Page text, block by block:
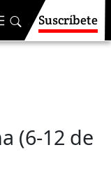
Suscríbete
(6-12 de